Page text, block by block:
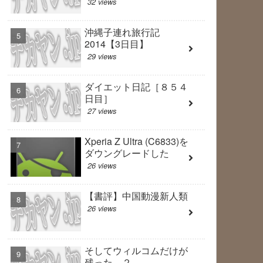
沖縄子連れ旅行記
2014【3日目】
29 views
ダイエット日記［８５４
日目］
27 views
Xperia Z Ultra (C6833)を
ダウングレードした
26 views
【書評】中国動漫新人類
26 views
そしてウィルコムだけが